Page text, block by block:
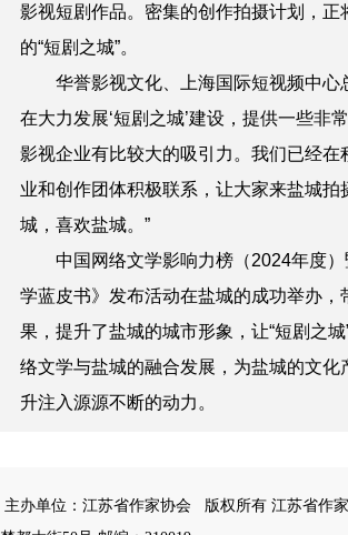
影视短剧作品。密集的创作拍摄计划，正
的“短剧之城”。
华誉影视文化、上海国际短视频中心
在大力发展‘短剧之城’建设，提供一些非
影视企业有比较大的吸引力。我们已经在
业和创作团体积极联系，让大家来盐城拍
城，喜欢盐城。”
中国网络文学影响力榜（2024年度）
学蓝皮书》发布活动在盐城的成功举办，
果，提升了盐城的城市形象，让“短剧之
络文学与盐城的融合发展，为盐城的文化
升注入源源不断的动力。
主办单位：江苏省作家协会 版权所有 江苏省作